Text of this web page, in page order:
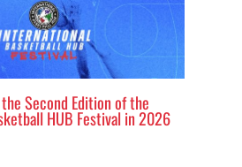
Second Edition of the
HUB Festival in 2026